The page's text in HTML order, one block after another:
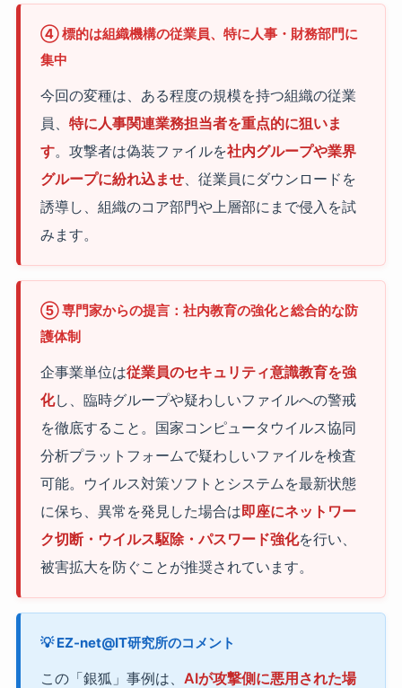
④ 標的は組織機構の従業員、特に人事・財務部門に
集中
今回の変種は、ある程度の規模を持つ組織の従業
員、 特に人事関連業務担当者を重点的に狙いま
す。攻撃者は偽装ファイルを社内グループや業界
グループに紛れ込ませ、従業員にダウンロードを
誘導し、組織のコア部門や上層部にまで侵入を試
みます。
⑤ 専門家からの提言：社内教育の強化と総合的な防
護体制
企事業単位は従業員のセキュリティ意識教育を強
化し、臨時グループや疑わしいファイルへの警戒
を徹底すること。国家コンピュータウイルス協同
分析プラットフォームで疑わしいファイルを検査
可能。ウイルス対策ソフトとシステムを最新状態
に保ち、異常を発見した場合は即座にネットワー
ク切断・ウイルス駆除・パスワード強化を行い、
被害拡大を防ぐことが推奨されています。
💡 EZ-net@IT研究所のコメント
この「銀狐」事例は、 AIが攻撃側に悪用された場